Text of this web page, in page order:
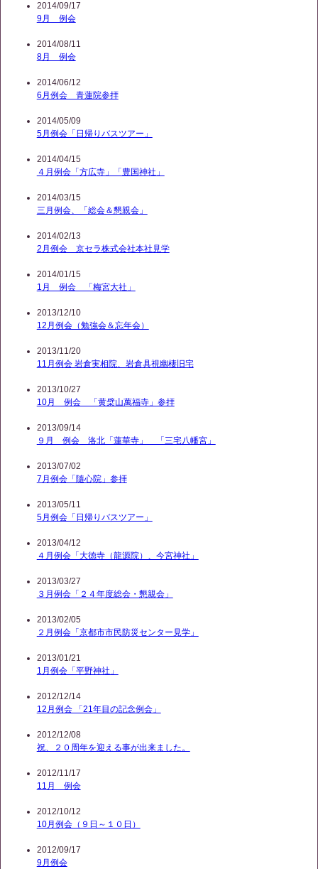
2014/09/17
9月 例会
2014/08/11
8月 例会
2014/06/12
6月例会 青蓮院参拝
2014/05/09
5月例会「日帰りバスツアー」
2014/04/15
４月例会「方広寺」「豊国神社」
2014/03/15
三月例会、「総会＆懇親会」
2014/02/13
2月例会 京セラ株式会社本社見学
2014/01/15
1月 例会 「梅宮大社」
2013/12/10
12月例会（勉強会＆忘年会）
2013/11/20
11月例会 岩倉実相院、岩倉具視幽棲旧宅
2013/10/27
10月 例会 「黄檗山萬福寺」参拝
2013/09/14
９月 例会 洛北「蓮華寺」 「三宅八幡宮」
2013/07/02
7月例会「隨心院」参拝
2013/05/11
5月例会「日帰りバスツアー」
2013/04/12
４月例会「大徳寺（龍源院）、今宮神社」
2013/03/27
３月例会「２４年度総会・懇親会」
2013/02/05
２月例会「京都市市民防災センター見学」
2013/01/21
1月例会「平野神社」
2012/12/14
12月例会 「21年目の記念例会」
2012/12/08
祝、２０周年を迎える事が出来ました。
2012/11/17
11月 例会
2012/10/12
10月例会（９日～１０日）
2012/09/17
9月例会